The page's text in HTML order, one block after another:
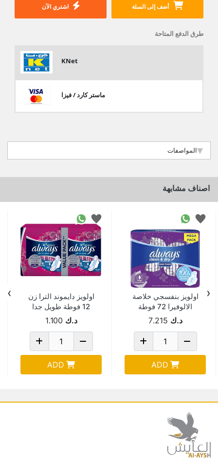
أضف إلى السلة اشتري الآن
طرق الدفع المتاحة
KNet
ماستر كارد / فيزا
المواصفات
اصناف مشابهة
اولويز بنفسجي خلاصة
الالوفيرا 72 فوطة
Pack Of 3
د.ك 7.215
ADD
اولويز دايموند الترا زن
12 فوطة طويل جدا
د.ك 1.100
ADD
‹
›